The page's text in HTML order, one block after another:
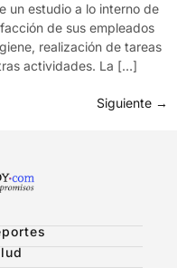
un estudio a lo interno de
de sus empleados
realización de tareas
actividades. La […]
Siguiente →